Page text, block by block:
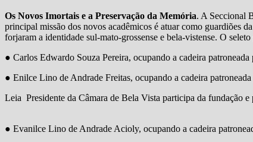
Os Novos Imortais e a Preservação da Memória. A Seccional
principal missão dos novos acadêmicos é atuar como guardiões
forjaram a identidade sul-mato-grossense e bela-vistense. O
● Carlos Edwardo Souza Pereira, ocupando a cadeira
● Enilce Lino de Andrade Freitas, ocupando a cadeira
Leia Presidente da Câmara de Bela Vista participa da fundação
● Evanilce Lino de Andrade Acioly, ocupando a cadeira